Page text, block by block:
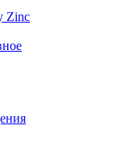
Zinc